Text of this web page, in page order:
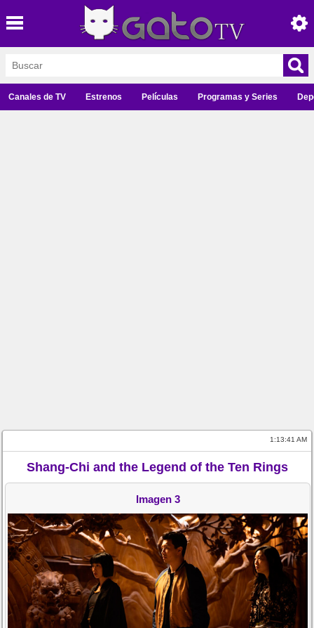
Canales de TV Estrenos Películas Programas y Series
1:13:41 AM
Shang-Chi and the Legend of the Ten Rings
Imagen 3